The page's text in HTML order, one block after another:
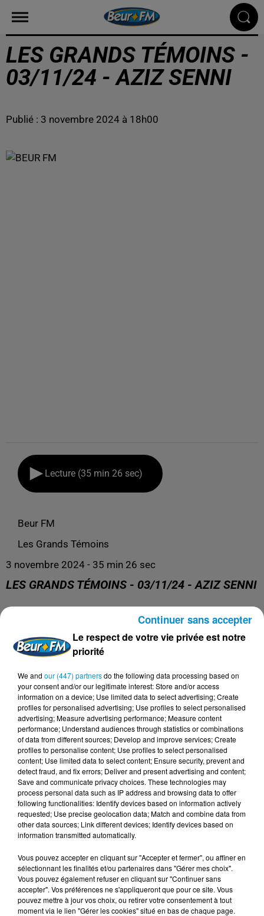
LES GRANDS TÉMOINS -
03/11/24 - AZIZ SENNI
Publié : 3 novembre 2024 à 18h00
Lecture (35 min 26 sec)
Beur FM
Les Grands Témoins
3 novembre 2024 - 35 min 26 sec
LES GRANDS TÉMOINS - 03/11/24 - AZIZ SENNI
DERNIERS PODCASTS
24 juillet 2026
Les Zinformés - 24/07/26
23 juillet 2026
Les Zinformés - 23/07/26
Le respect de votre vie privée est notre
priorité
We and our (447) partnersdo the following data processing based on
your consent and/or our legitimate interest: Store and/or access
information on a device; Use limited data to select advertising; Create
profiles for personalised advertising; Use profiles to select personalised
advertising; Measure advertising performance; Measure content
performance; Understand audiences through statistics or combinations
of data from different sources; Develop and improve services; Create
profiles to personalise content; Use profiles to select personalised
content; Use limited data to select content; Ensure security, prevent and
detect fraud, and fix errors; Deliver and present advertising and content;
Save and communicate privacy choices. These technologies may
process personal data such as IP address and browsing data to offer
following functionalities: Identify devices based on information actively
requested; Use precise geolocation data; Match and combine data from
other data sources; Link different devices; Identify devices based on
information transmitted automatically.
Vous pouvez accepter en cliquant sur "Accepter et fermer", ou affiner en
sélectionnant les finalités et/ou partenaires dans "Gérer mes choix".
Vous pouvez également refuser en cliquant sur "Continuer sans
accepter". Vos préférences ne s'appliqueront que pour ce site. Vous
pouvez mettre à jour vos choix, ou retirer votre consentement à tout
moment via le lien "Gérer les cookies" situé en bas de chaque page.
Continuer sans accepter